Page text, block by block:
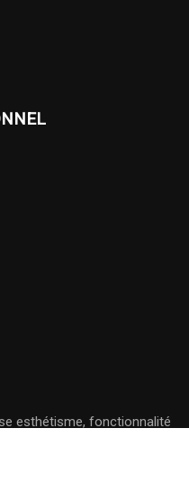
esthétisme, fonctionnalité